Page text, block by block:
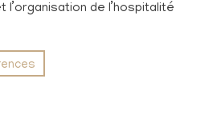
de l’hospitalité